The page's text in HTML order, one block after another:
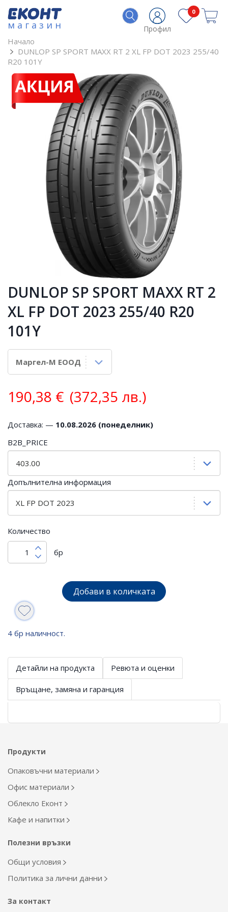
магазин Профил
0
Начало
DUNLOP SP SPORT MAXX RT 2 XL FP DOT 2023 255/40
R20 101Y
DUNLOP SP SPORT MAXX RT 2
XL FP DOT 2023 255/40 R20
101Y
190,38 € (372,35 лв.)
Доставка: — 10.08.2026 (понеделник)
B2B_PRICE
Допълнителна информация
Количество
бр
Добави в количката
4 бр наличност.
Детайли на продукта Ревюта и оценки
Връщане, замяна и гаранция
Продукти
Опаковъчни материали
Офис материали
Облекло Еконт
Кафе и напитки
Полезни връзки
Общи условия
Политика за лични данни
За контакт